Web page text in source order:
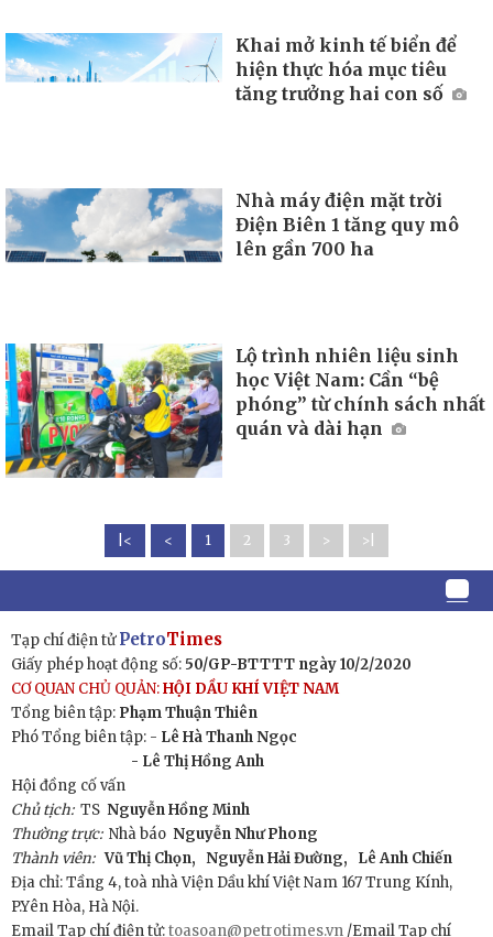
Khai mở kinh tế biển để
hiện thực hóa mục tiêu
tăng trưởng hai con số
Nhà máy điện mặt trời
Điện Biên 1 tăng quy mô
lên gần 700 ha
Lộ trình nhiên liệu sinh
học Việt Nam: Cần “bệ
phóng” từ chính sách nhất
quán và dài hạn
|< < 1 2 3 > >|
Tạp chí điện tửPetroTimes
Giấy phép hoạt động số: 50/GP-BTTTT ngày 10/2/2020
CƠ QUAN CHỦ QUẢN:HỘI DẦU KHÍ VIỆT NAM
Tổng biên tập: Phạm Thuận Thiên
Phó Tổng biên tập: - Lê Hà Thanh Ngọc
- Lê Thị Hồng Anh
Hội đồng cố vấn
Chủ tịch:TS Nguyễn Hồng Minh
Thường trực: Nhà báo Nguyễn Như Phong
Thành viên: Vũ Thị Chọn, Nguyễn Hải Đường,
Lê Anh Chiến
Địa chỉ: Tầng 4, toà nhà Viện Dầu khí Việt Nam 167 Trung Kính,
P.Yên Hòa, Hà Nội.
Email Tạp chí điện tử:toasoan@petrotimes.vn /Email Tạp chí